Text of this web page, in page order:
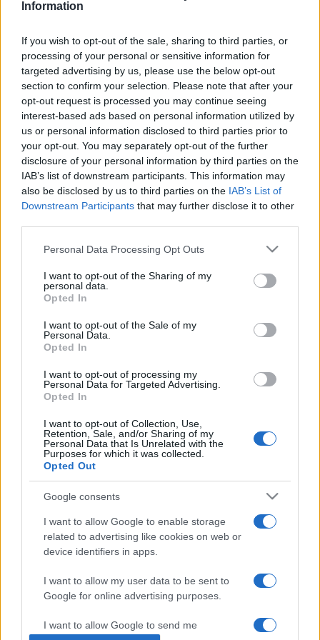
Information
If you wish to opt-out of the sale, sharing to third parties, or
processing of your personal or sensitive information for
targeted advertising by us, please use the below opt-out
section to confirm your selection. Please note that after your
opt-out request is processed you may continue seeing
interest-based ads based on personal information utilized by
us or personal information disclosed to third parties prior to
your opt-out. You may separately opt-out of the further
disclosure of your personal information by third parties on the
IAB’s list of downstream participants. This information may
also be disclosed by us to third parties on the IAB’s List of
Downstream Participants that may further disclose it to other
Please note that this website/app uses one or more Google
not limited to your visit or usage behaviour. You may click to
grant or deny consent to Google and its third-party tags to
use your data for below specified purposes in below Google
consent section.
Personal Data Processing Opt Outs
I want to opt-out of the Sharing of my
personal data.
Opted In
I want to opt-out of the Sale of my
Personal Data.
Opted In
I want to opt-out of processing my
Personal Data for Targeted Advertising.
Opted In
I want to opt-out of Collection, Use,
Retention, Sale, and/or Sharing of my
Personal Data that Is Unrelated with the
Purposes for which it was collected.
Opted Out
Google consents
I want to allow Google to enable storage
related to advertising like cookies on web or
device identifiers in apps.
I want to allow my user data to be sent to
Google for online advertising purposes.
I want to allow Google to send me
Az eredetileg egy osztrák műgyűjtő házaspár tulajdonában
lévő képet a nácik Ausztria 1938. évi német bekebelezése
után elkobozták. Ezután a művész törvénytelen fia, Gustav
Ucicky filmrendező vásárolta meg – mondta el az AFP
francia hírügynökségnek Markus Fellinger kurátor. A képet
utoljára 1964-ben mutatták be Bécsben, utána feledésbe
merült, egészen 2013-ig, amikor Ucicky özvegye 112 millió
dollárért eladta Dmitrij Ribolovjov orosz oligarchának, az AS
Monaco tulajdonosának.
A mostani kiállítás számára a bécsi Belvedere múzeum
fedezte fel újra, amely az amszterdami Van Gogh
múzeummal együttműködve a Klimtet ihlető művészekről
készült ambiciózus tárlatra.
Vízikígyók II.május 29-ig látható a Belvedere
múzeumban, amelyben jelentős gyűjteményt őriznek Gustav
Nyitókép: Gustav Klimt:Vízikígyók II.(1904/1906–07,
magángyűjtemény)